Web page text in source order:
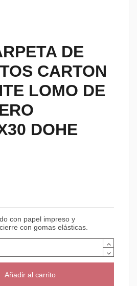
DE
CARTON
LOMO DE
DOHE
con papel impreso y
con gomas elásticas.
Añadir al carrito